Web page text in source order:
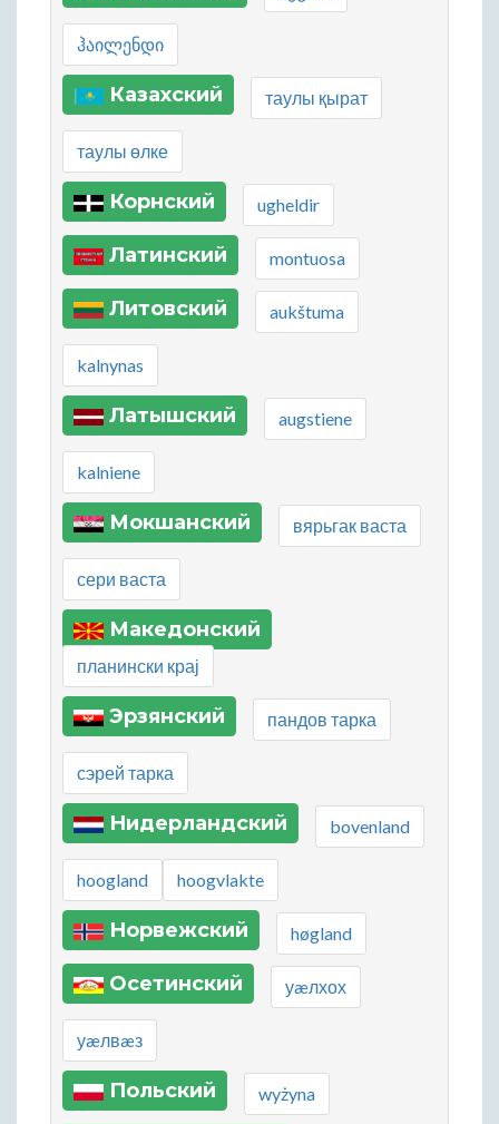
ჰაილენდი
Казахский таулы қырат
таулы өлке
Корнский ugheldir
Латинский montuosa
Литовский aukštuma
kalnynas
Латышский augstiene
kalniene
Мокшанский вярьгак васта
сери васта
Македонский
планински крај
Эрзянский пандов тарка
сэрей тарка
Нидерландский bovenland
hoogland hoogvlakte
Норвежский høgland
Осетинский уæлхох
уæлвæз
Польский wyżyna